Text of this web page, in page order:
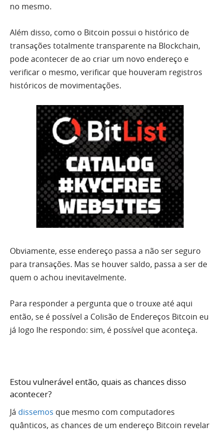
no mesmo.
Além disso, como o Bitcoin possui o histórico de
transações totalmente transparente na Blockchain,
pode acontecer de ao criar um novo endereço e
verificar o mesmo, verificar que houveram registros
históricos de movimentações.
Obviamente, esse endereço passa a não ser seguro
para transações. Mas se houver saldo, passa a ser de
quem o achou inevitavelmente.
Para responder a pergunta que o trouxe até aqui
então, se é possível a Colisão de Endereços Bitcoin eu
já logo lhe respondo: sim, é possível que aconteça.
Estou vulnerável então, quais as chances disso
acontecer?
Já dissemos que mesmo com computadores
quânticos, as chances de um endereço Bitcoin revelar